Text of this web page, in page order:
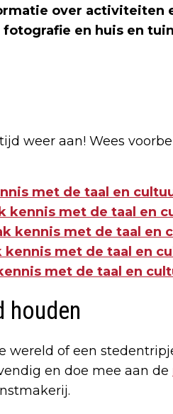
over activiteiten
en huis en
weer aan! Wees
met de taal en
kennis met de taal en
kennis met de taal en
kennis met de taal en
met de taal en
houden
wereld of een
en doe mee aan de